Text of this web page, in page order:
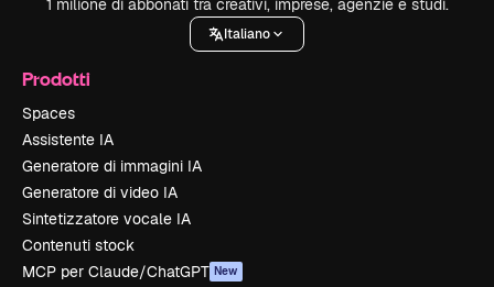
1 milione di abbonati tra creativi, imprese, agenzie e studi.
Italiano
Prodotti
Spaces
Assistente IA
Generatore di immagini IA
Generatore di video IA
Sintetizzatore vocale IA
Contenuti stock
MCP per Claude/ChatGPT New